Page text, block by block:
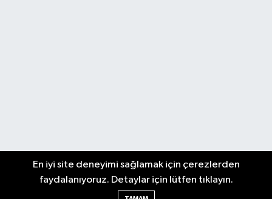
En iyi site deneyimi sağlamak için çerezlerden
faydalanıyoruz. Detaylar için lütfen tıklayın.